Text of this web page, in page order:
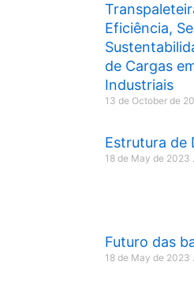
Eficiência,
de Cargas
Industriais
13 de October de
Estrutura de
18 de May de 2023
Futuro das
18 de May de 2023